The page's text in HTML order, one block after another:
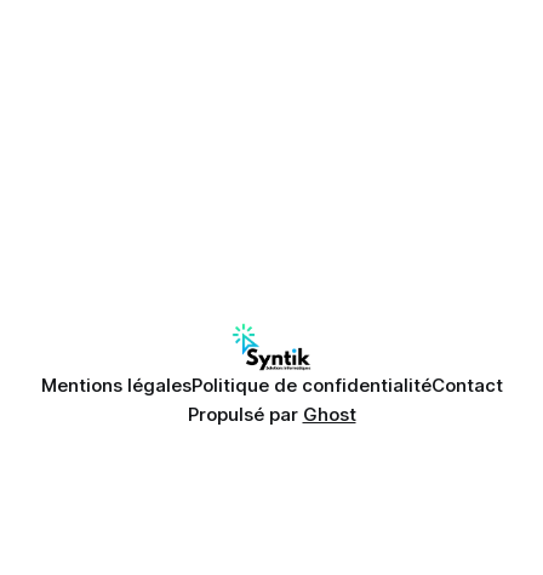
Mentions légalesPolitique de confidentialitéContact
Propulsé par Ghost